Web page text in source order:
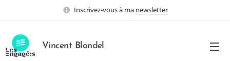
Inscrivez-vous à ma newsletter
Vincent Blondel